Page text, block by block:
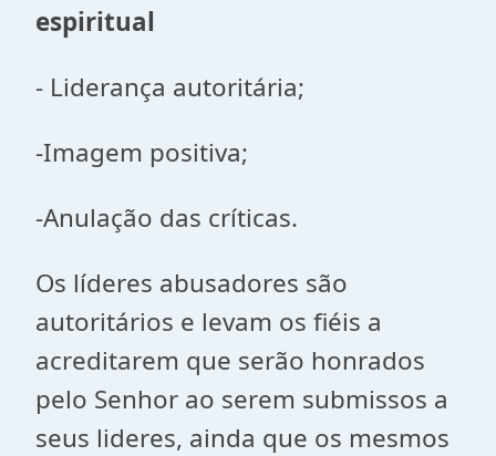
espiritual
- Liderança autoritária;
-Imagem positiva;
-Anulação das críticas.
Os líderes abusadores são
autoritários e levam os fiéis a
acreditarem que serão honrados
pelo Senhor ao serem submissos a
seus lideres, ainda que os mesmos